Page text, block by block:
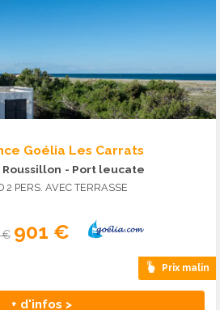
Goélia Les Carrats
- Port leucate
2 PERS. AVEC TERRASSE
€ 901 €
Prix malin
+ d'infos >